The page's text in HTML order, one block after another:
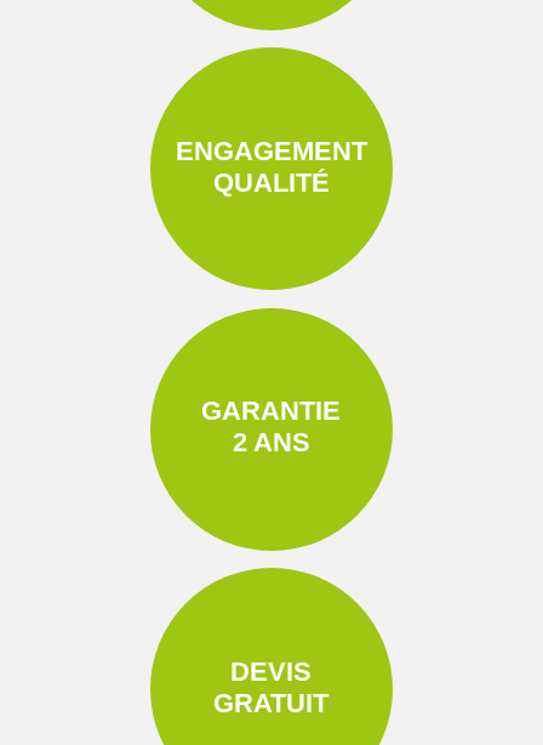
ENGAGEMENT
QUALITÉ
GARANTIE
2 ANS
DEVIS
GRATUIT